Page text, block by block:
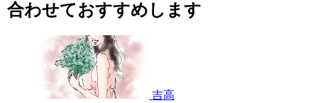
合わせておすすめします
吉高